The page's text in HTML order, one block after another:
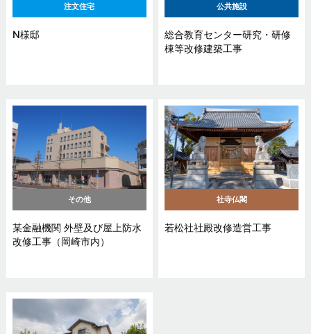
注文住宅
N様邸
公共施設
総合教育センター研究・研修
棟等改修建築工事
その他
某金融機関 外壁及び屋上防水
改修工事（岡崎市内）
社寺仏閣
若松社社殿改修造営工事